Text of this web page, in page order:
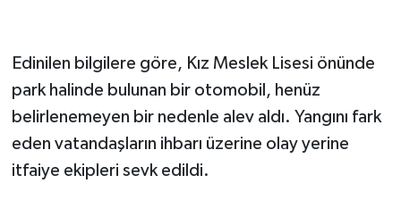
Edinilen bilgilere göre, Kız Meslek Lisesi önünde
park halinde bulunan bir otomobil, henüz
belirlenemeyen bir nedenle alev aldı. Yangını fark
eden vatandaşların ihbarı üzerine olay yerine
itfaiye ekipleri sevk edildi.